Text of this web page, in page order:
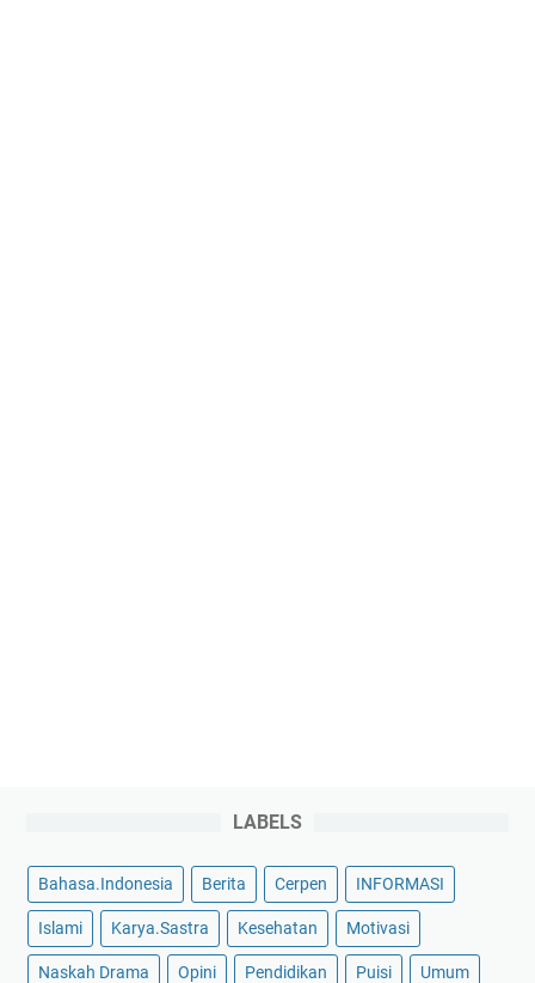
LABELS
Bahasa.Indonesia Berita Cerpen INFORMASI
Islami Karya.Sastra Kesehatan Motivasi
Naskah Drama Opini Pendidikan Puisi Umum